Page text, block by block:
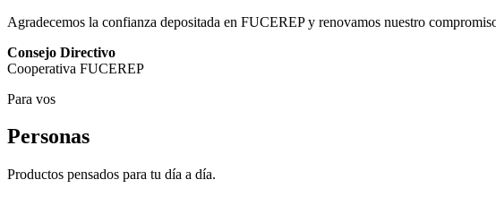
Agradecemos la confianza depositada en FUCEREP y renovamos nuestro
Consejo Directivo
Cooperativa FUCEREP
Para vos
Personas
Productos pensados para tu día a día.